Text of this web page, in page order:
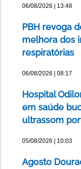
06/08/2026 | 13:48
PBH revoga
melhora dos
respiratórias
06/08/2026 | 08:17
Hospital
em saúde
ultrassom
05/08/2026 | 10:03
Agosto